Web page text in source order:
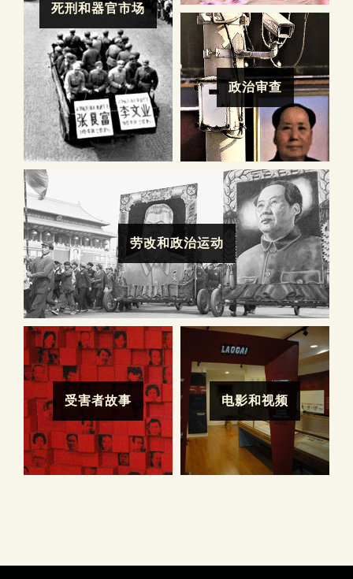
死刑和器官市场
劳改和政治运动
政治审查
受害者故事 电影和视频